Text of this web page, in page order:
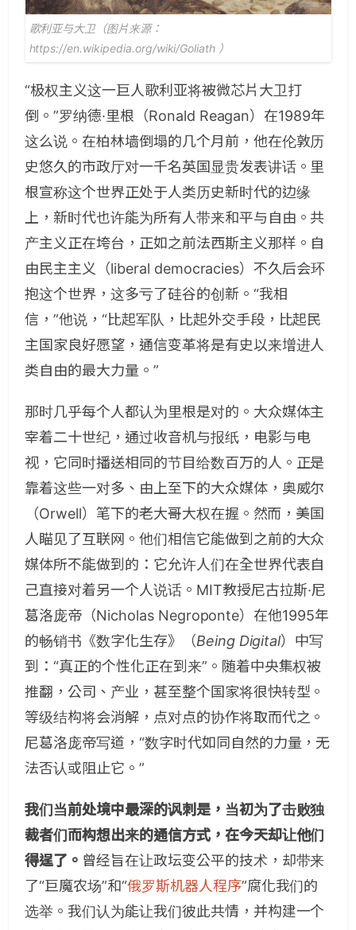
歌利亚与大卫（图片来源：
https://en.wikipedia.org/wiki/Goliath ）
“极权主义这一巨人歌利亚将被微芯片大卫打
倒。”罗纳德·里根（Ronald Reagan）在1989年
这么说。在柏林墙倒塌的几个月前，他在伦敦历
史悠久的市政厅对一千名英国显贵发表讲话。里
根宣称这个世界正处于人类历史新时代的边缘
上，新时代也许能为所有人带来和平与自由。共
产主义正在垮台，正如之前法西斯主义那样。自
由民主主义（liberal democracies）不久后会环
抱这个世界，这多亏了硅谷的创新。“我相
信，”他说，“比起军队，比起外交手段，比起民
主国家良好愿望，通信变革将是有史以来增进人
类自由的最大力量。”
那时几乎每个人都认为里根是对的。大众媒体主
宰着二十世纪，通过收音机与报纸，电影与电
视，它同时播送相同的节目给数百万的人。正是
靠着这些一对多、由上至下的大众媒体，奥威尔
（Orwell）笔下的老大哥大权在握。然而，美国
人瞄见了互联网。他们相信它能做到之前的大众
媒体所不能做到的：它允许人们在全世界代表自
己直接对着另一个人说话。MIT教授尼古拉斯·尼
葛洛庞帝（Nicholas Negroponte）在他1995年
的畅销书《数字化生存》（Being Digital）中写
到：“真正的个性化正在到来”。随着中央集权被
推翻，公司、产业，甚至整个国家将很快转型。
等级结构将会消解，点对点的协作将取而代之。
尼葛洛庞帝写道，“数字时代如同自然的力量，无
法否认或阻止它。”
我们当前处境中最深的讽刺是，当初为了击败独
裁者们而构想出来的通信方式，在今天却让他们
得逞了。 曾经旨在让政坛变公平的技术，却带来
了“巨魔农场”和“俄罗斯机器人程序”腐化我们的
选举。我们认为能让我们彼此共情，并构建一个